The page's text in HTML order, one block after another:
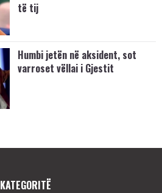
të tij
Humbi jetën në aksident, sot
varroset vëllai i Gjestit
KATEGORITË